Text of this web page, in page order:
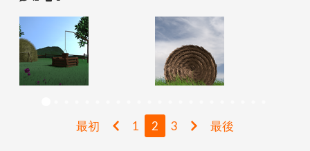
N
a
最初 1 2 3 最後